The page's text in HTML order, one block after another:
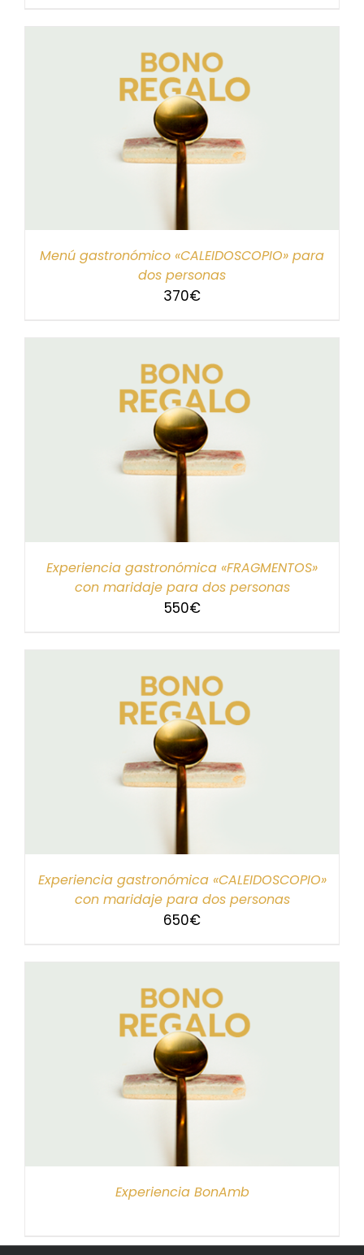
Menú gastronómico «CALEIDOSCOPIO» para
dos personas
370€
Experiencia gastronómica «FRAGMENTOS»
con maridaje para dos personas
550€
Experiencia gastronómica «CALEIDOSCOPIO»
con maridaje para dos personas
650€
Experiencia BonAmb